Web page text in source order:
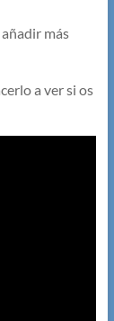
más
a ver si os